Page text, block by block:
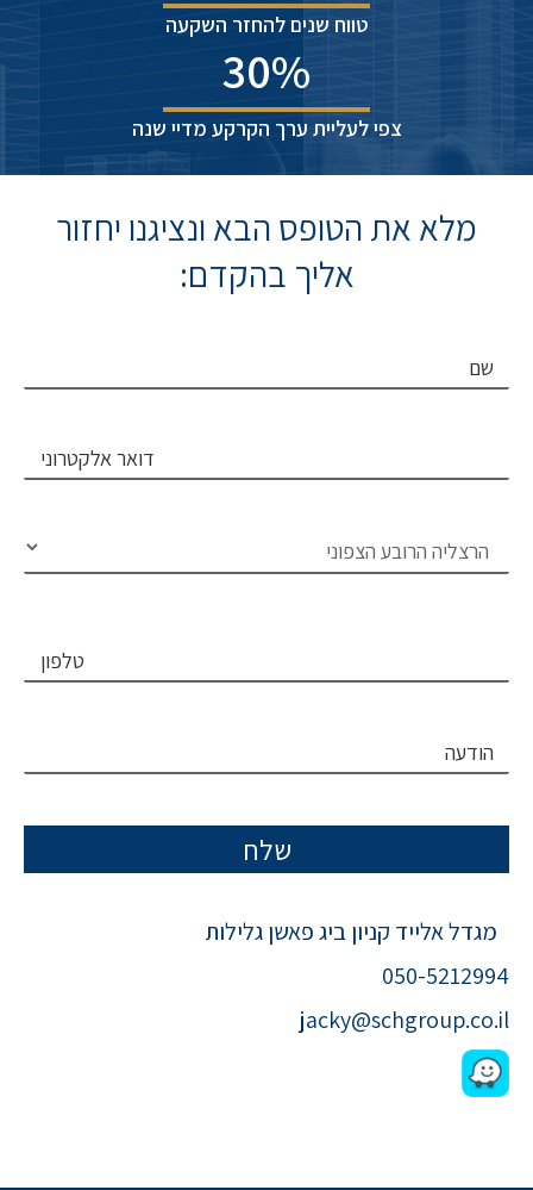
טווח שנים להחזר השקעה
30%
צפי לעליית ערך הקרקע מדיי שנה
מלא את הטופס הבא ונציגנו יחזור
אליך בהקדם:
מגדל אלייד קניון ביג פאשן גלילות
050-5212994
jacky@schgroup.co.il